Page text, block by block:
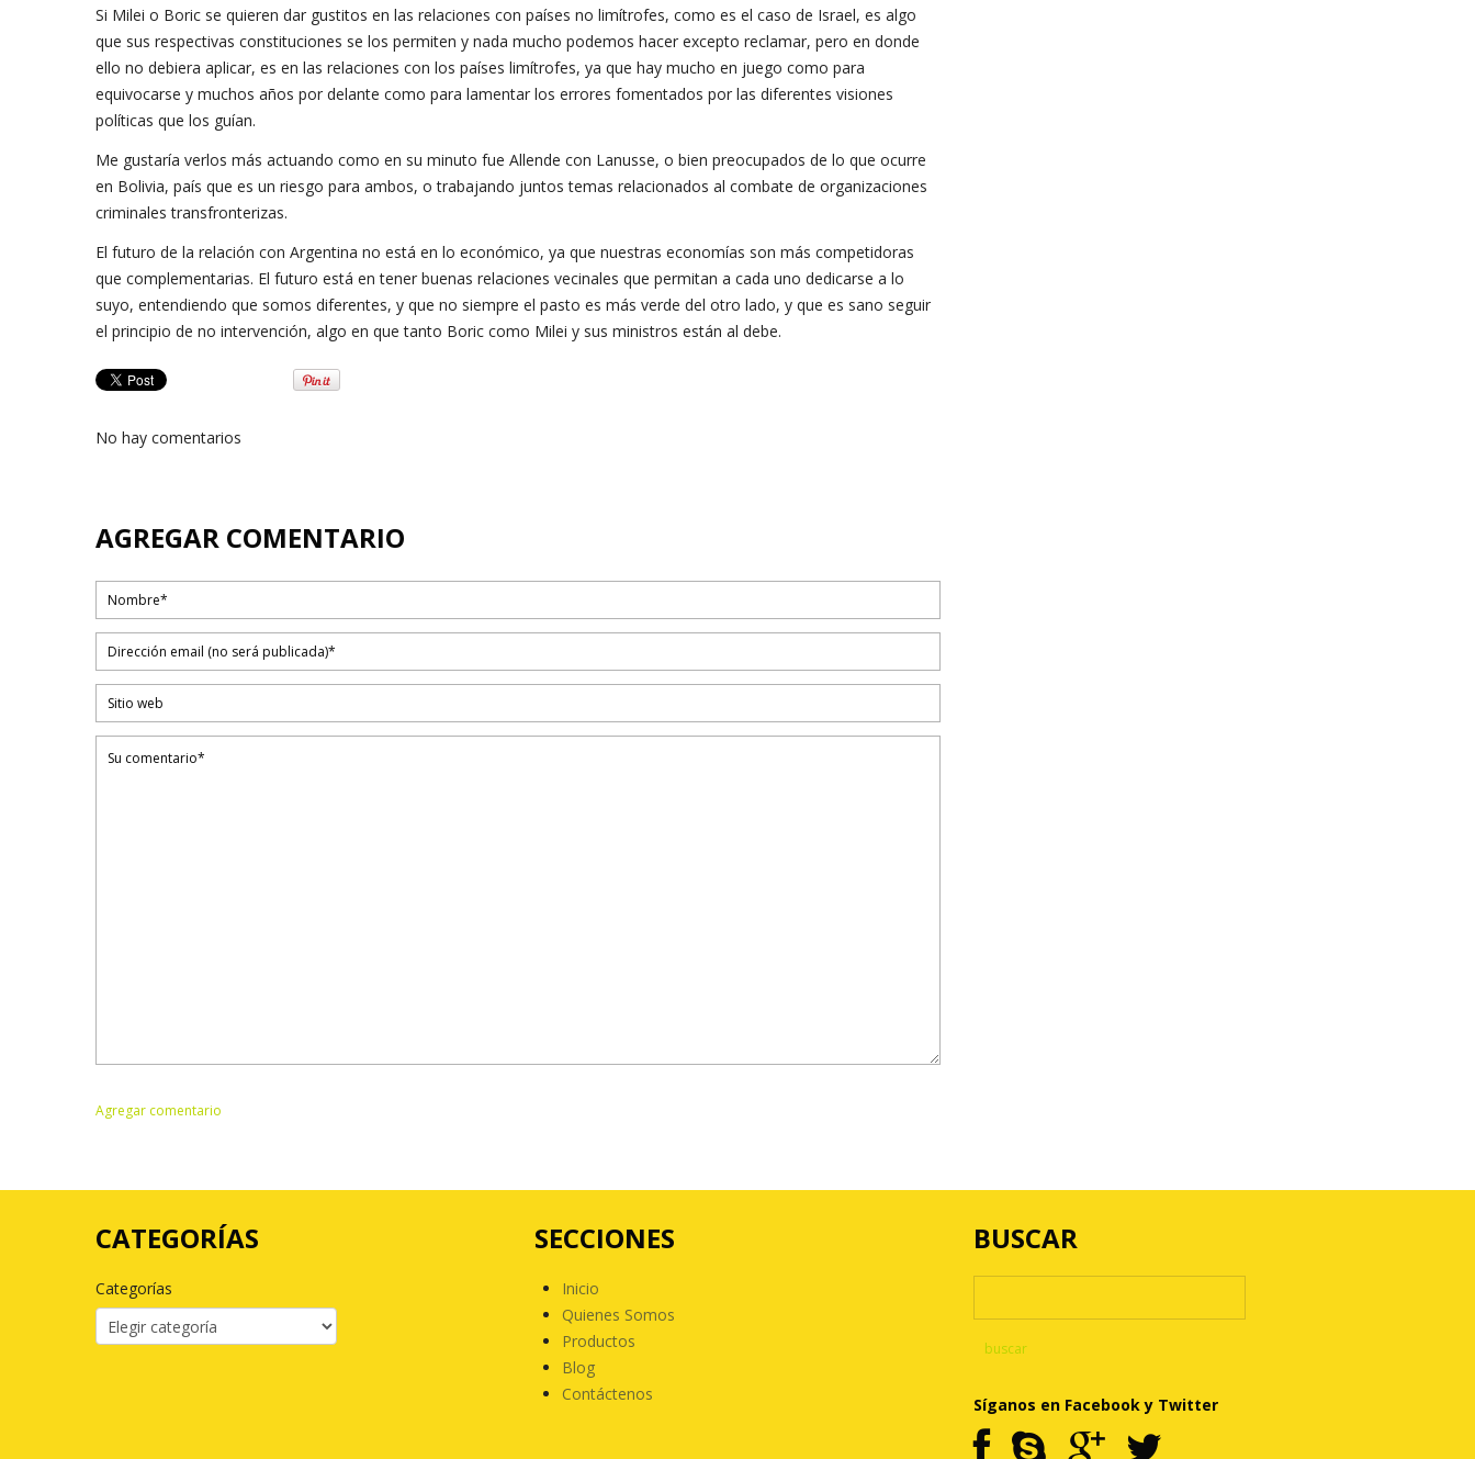
Si Milei o Boric se quieren dar gustitos en las relaciones con países no limítrofes, como es el caso de Israel, es algo
que sus respectivas constituciones se los permiten y nada mucho podemos hacer excepto reclamar, pero en donde
ello no debiera aplicar, es en las relaciones con los países limítrofes, ya que hay mucho en juego como para
equivocarse y muchos años por delante como para lamentar los errores fomentados por las diferentes visiones
políticas que los guían.
Me gustaría verlos más actuando como en su minuto fue Allende con Lanusse, o bien preocupados de lo que ocurre
en Bolivia, país que es un riesgo para ambos, o trabajando juntos temas relacionados al combate de organizaciones
criminales transfronterizas.
El futuro de la relación con Argentina no está en lo económico, ya que nuestras economías son más competidoras
que complementarias. El futuro está en tener buenas relaciones vecinales que permitan a cada uno dedicarse a lo
suyo, entendiendo que somos diferentes, y que no siempre el pasto es más verde del otro lado, y que es sano seguir
el principio de no intervención, algo en que tanto Boric como Milei y sus ministros están al debe.
No hay comentarios
AGREGAR COMENTARIO
CATEGORÍAS
Categorías
SECCIONES
Inicio
Quienes Somos
Productos
Blog
Contáctenos
BUSCAR
Síganos en Facebook y Twitter